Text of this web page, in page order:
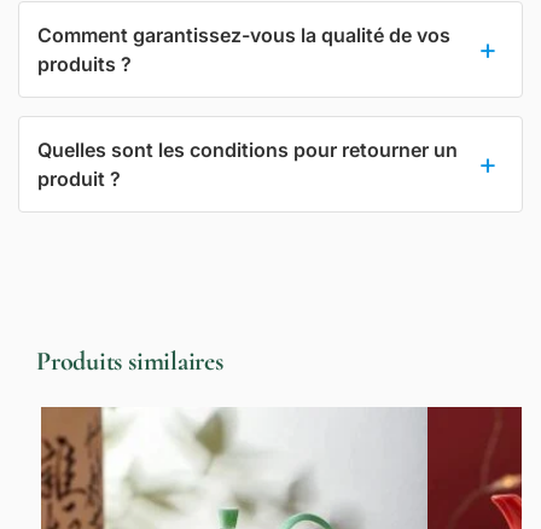
Comment garantissez-vous la qualité de vos
produits ?
Quelles sont les conditions pour retourner un
produit ?
Produits similaires